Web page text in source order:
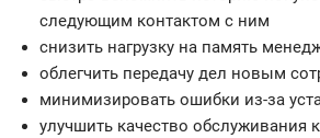
следующим контактом с ним
снизить нагрузку на память
облегчить передачу дел новым
минимизировать ошибки из-за
улучшить качество обслуживания